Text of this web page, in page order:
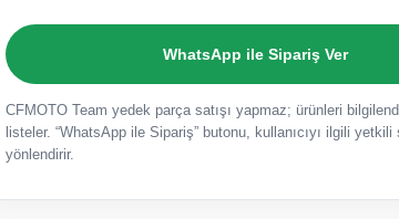
WhatsApp ile Sipariş Ver
CFMOTO Team yedek parça satışı yapmaz; ürünleri
listeler. “WhatsApp ile Sipariş” butonu, kullanıcıyı ilgili yetkili
yönlendirir.